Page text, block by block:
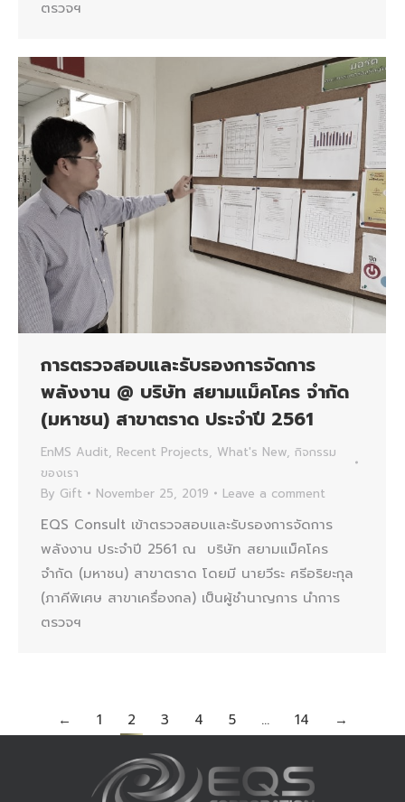
ตรวจฯ
การตรวจสอบและรับรองการจัดการ
พลังงาน @ บริษัท สยามแม็คโคร จำกัด
(มหาชน) สาขาตราด ประจำปี 2561
EnMS Audit, Recent Projects, What's New, กิจกรรม
ของเรา
By Gift November 25, 2019 Leave a comment
EQS Consult เข้าตรวจสอบและรับรองการจัดการ
พลังงาน ประจำปี 2561 ณ บริษัท สยามแม็คโคร
จำกัด (มหาชน) สาขาตราด โดยมี นายวีระ ศรีอริยะกุล
(ภาคีพิเศษ สาขาเครื่องกล) เป็นผู้ชำนาญการ นำการ
ตรวจฯ
← 1 2 3 4 5 … 14 →